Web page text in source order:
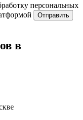
персональных
в